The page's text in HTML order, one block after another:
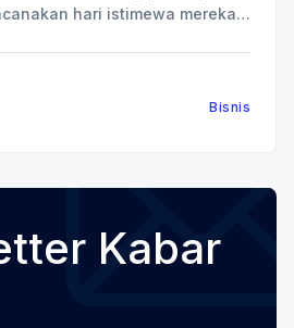
hari istimewa mereka,
Bisnis
Kabar